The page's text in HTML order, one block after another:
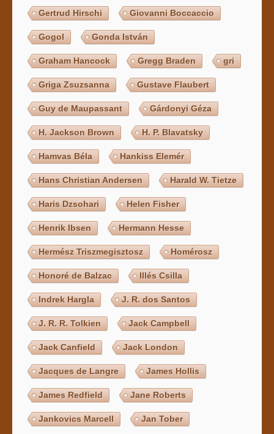
Gertrud Hirschi Giovanni Boccaccio
Gogol Gonda István
Graham Hancock Gregg Braden gri
Griga Zsuzsanna Gustave Flaubert
Guy de Maupassant Gárdonyi Géza
H. Jackson Brown H. P. Blavatsky
Hamvas Béla Hankiss Elemér
Hans Christian Andersen Harald W. Tietze
Haris Dzsohari Helen Fisher
Henrik Ibsen Hermann Hesse
Hermész Triszmegisztosz Homérosz
Honoré de Balzac Illés Csilla
Indrek Hargla J. R. dos Santos
J. R. R. Tolkien Jack Campbell
Jack Canfield Jack London
Jacques de Langre James Hollis
James Redfield Jane Roberts
Jankovics Marcell Jan Tober